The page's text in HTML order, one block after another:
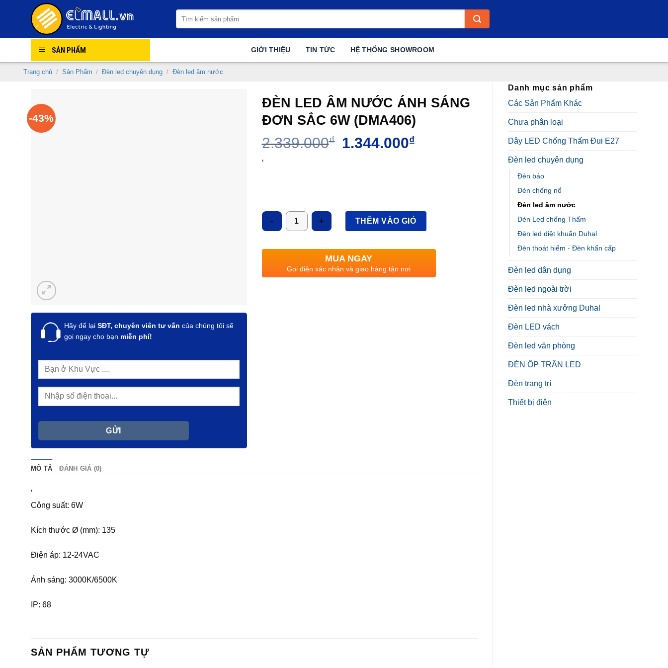
kiếm:
SẢN PHẨM GIỚI THIỆU TIN TỨC HỆ THỐNG SHOWROOM
Trang chủ / Sản Phẩm / Đèn led chuyên dụng / Đèn led âm nước
Danh mục sản phẩm
Các Sản Phẩm Khác
Chưa phân loại
Dây LED Chống Thấm Đui E27
Đèn led chuyên dụng
Đèn báo
Đèn chống nổ
Đèn led âm nước
Đèn Led chống Thấm
Đèn led diệt khuẩn Duhal
Đèn thoát hiểm - Đèn khẩn cấp
Đèn led dân dụng
Đèn led ngoài trời
Đèn led nhà xưởng Duhal
Đèn LED vách
Đèn led văn phòng
ĐÈN ỐP TRẦN LED
Đèn trang trí
Thiết bị điện
-43%
Hãy để lại SĐT, chuyên viên tư vấn của chúng tôi sẽ
gọi ngay cho bạn miễn phí!
ĐÈN LED ÂM NƯỚC ÁNH SÁNG
ĐƠN SẮC 6W (DMA406)
2.339.000₫
Giá
gốc
1.344.000₫Giá
‘
Số lượng
THÊM VÀO GIỎ
MUA NGAY
Gọi điện xác nhận và giao hàng tận nơi
MÔ TẢ ĐÁNH GIÁ (0)
‘
Công suất: 6W
Kích thước Ø (mm): 135
Điện áp: 12-24VAC
Ánh sáng: 3000K/6500K
IP: 68
SẢN PHẨM TƯƠNG TỰ